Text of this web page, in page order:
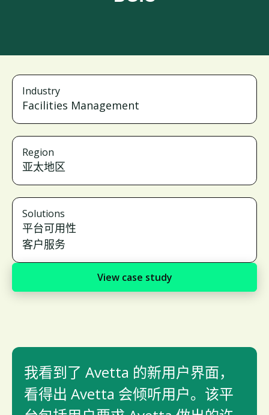
Industry
Facilities Management
Region
亚太地区
Solutions
平台可用性
客户服务
View case study
我看到了 Avetta 的新用户界面，
看得出 Avetta 会倾听用户。该平